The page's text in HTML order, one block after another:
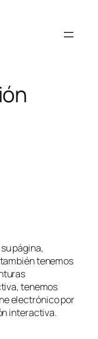
página,
tenemos
tenemos
electrónico por
interactiva.